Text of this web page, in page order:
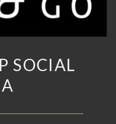
SOCIAL